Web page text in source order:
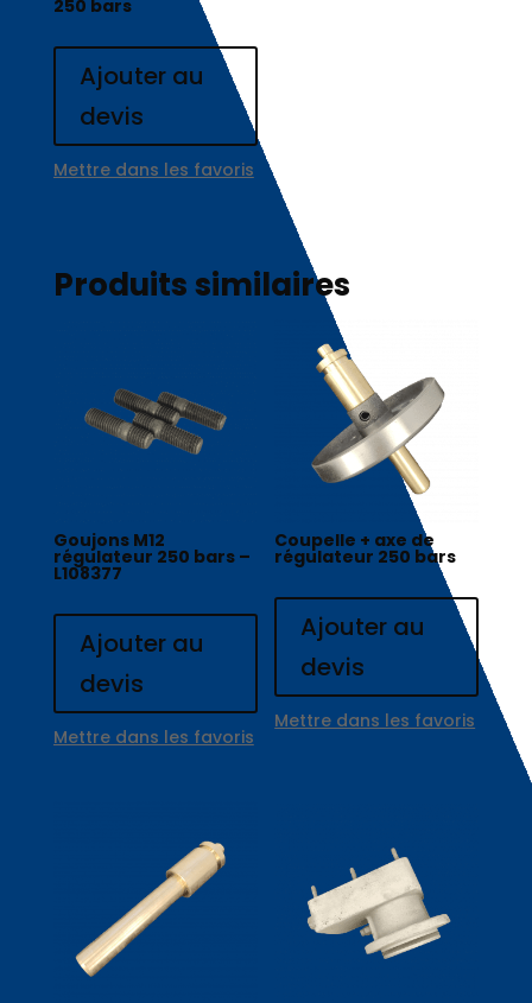
250 bars
Ajouter au
devis
Mettre dans les favoris
Produits similaires
Goujons M12
régulateur 250 bars –
L108377
Ajouter au
devis
Mettre dans les favoris
Coupelle + axe de
régulateur 250 bars
Ajouter au
devis
Mettre dans les favoris